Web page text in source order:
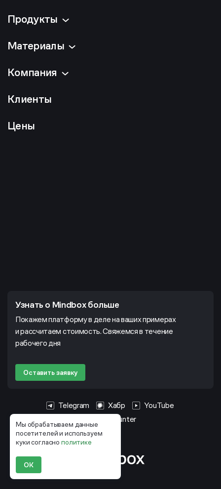
Мы обрабатываем данные
посетителей и используем
куки согласнополитике
ОК
Продукты
Материалы
Компания
Клиенты
Цены
Узнать о Mindbox больше
Покажем платформу в деле на ваших примерах
и рассчитаем стоимость. Свяжемся в течение
рабочего дня
Оставить заявку
Telegram Хабр
YouTube
HeadHunter